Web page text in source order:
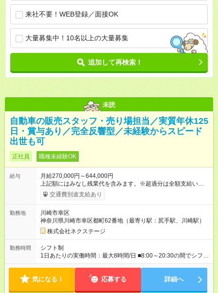
来社不要！WEB登録／面接OK
大量募集中！10名以上の大量募集
追加して再検索！
未読
自動車の販売スタッフ・売り場担当／実質年休125
日・賞与あり／完全反響型／未経験からスピード
出世も可
正社員 職種未経験OK
給与
月給270,000円～644,000円
上記額にはみなし残業代を含みます。※超過分は全額支給いたし
ます。 みなし残業代 59,000円／月 みなし残業時間 29時間／月
※スキル・能力等を考慮の上決定します。 ＼★ご希望の働き方
ーバル型（全国転勤あり） 月収32万円～64万4，000円 ※グロ
ーバル手当4万1，000円／月を含みます。 ■中域型（エリア内勤
務：県を跨ぐ転勤あり・転居は応相談） 月収29万円～60万7，
000円 ■地域限定型（転居を伴う転勤なし：通勤可能な範囲の
み） 月収270万～58万3，000円 【 昇給・賞与 】 ■昇給：年1
回 ■賞与：通常賞与/年4回＋チーム賞与/年2回（☆あなたの活躍
期間の長さ：3ヶ月 雇用形態、給与は本採用時と同じです。
交通費別途支給あり
勤務地
川崎市幸区
神奈川県川崎市幸区都町62番地（最寄り駅：尻手駅、川崎駅）
株式会社ネクステージ
勤務時間
シフト制
1日あたりの実働時間：最大8時間/日 ■8:00～20:30の間でシフト
制（実働8h／休憩60分） ※9:30～18:30（メイン時間帯）を軸
業が少なめなので、仕事終わりの趣味や家族と過ごす時間もた
気になる！ 応募する 詳細へ